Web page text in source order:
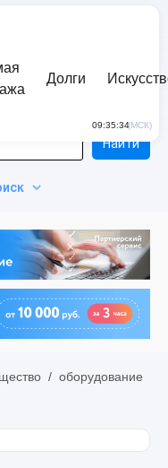
Долги
09:35:34(МСК)
Найти
/ оборудование